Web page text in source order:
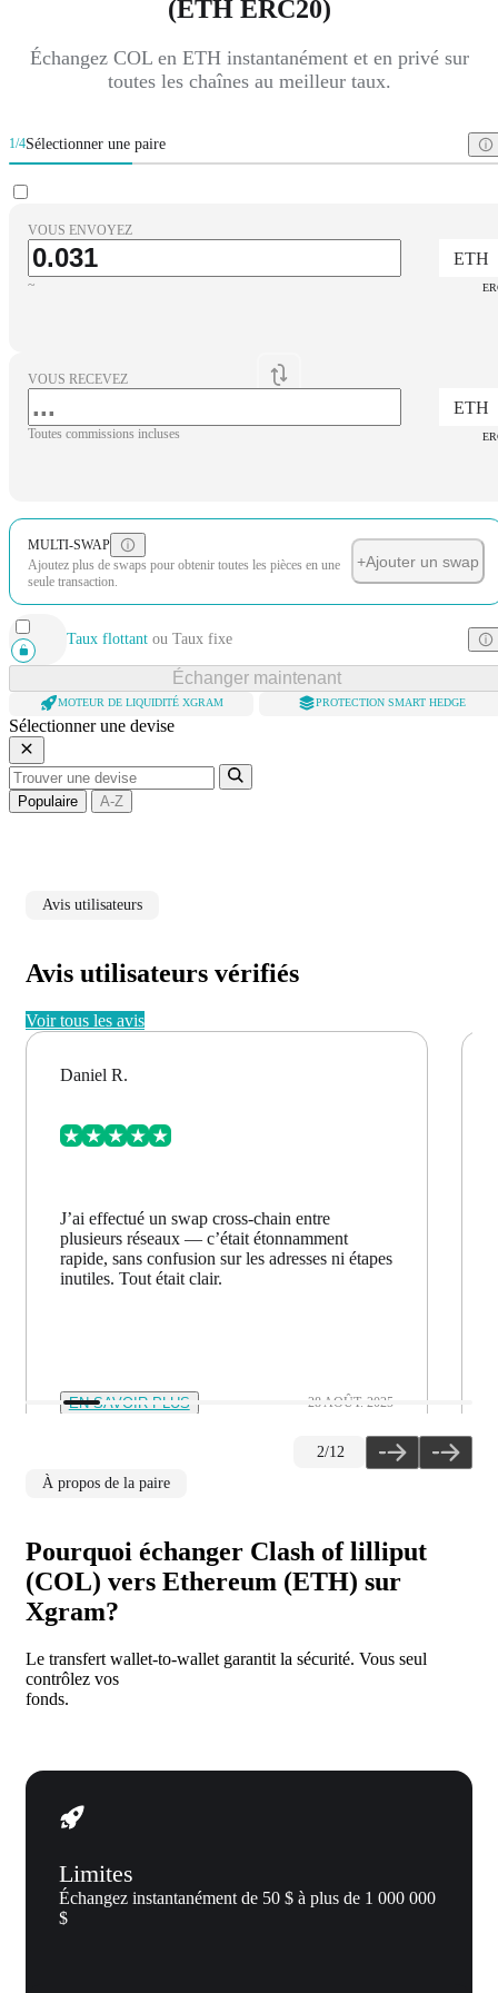
(ETH ERC20)
Échangez COL en ETH instantanément et en privé sur
toutes les chaînes au meilleur taux.
1/4Sélectionner une paire
VOUS ENVOYEZ
ETH
~
VOUS RECEVEZ
ETH
Toutes commissions incluses
MULTI-SWAP
Ajoutez plus de swaps pour obtenir toutes les pièces en une
seule transaction.
+Ajouter un swap
Taux flottant ou Taux fixe
Échanger maintenant
MOTEUR DE LIQUIDITÉ XGRAM PROTECTION SMART HEDGE
Sélectionner une devise
Populaire A-Z
Avis utilisateurs
Avis utilisateurs vérifiés
Voir tous les avis
Daniel R.
J’ai effectué un swap cross-chain entre
plusieurs réseaux — c’était étonnamment
rapide, sans confusion sur les adresses ni étapes
inutiles. Tout était clair.
EN SAVOIR PLUS 28 AOÛT. 2025
2/12
À propos de la paire
Pourquoi échanger Clash of lilliput
(COL) vers Ethereum (ETH) sur
Xgram?
Le transfert wallet-to-wallet garantit la sécurité. Vous seul
contrôlez vos
fonds.
Limites
Échangez instantanément de 50 $ à plus de 1 000 000
$